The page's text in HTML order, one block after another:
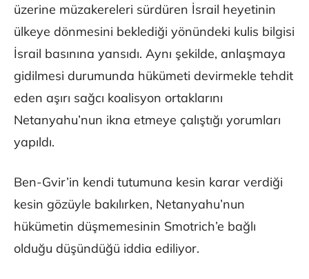
üzerine müzakereleri sürdüren İsrail heyetinin
ülkeye dönmesini beklediği yönündeki kulis bilgisi
İsrail basınına yansıdı. Aynı şekilde, anlaşmaya
gidilmesi durumunda hükümeti devirmekle tehdit
eden aşırı sağcı koalisyon ortaklarını
Netanyahu’nun ikna etmeye çalıştığı yorumları
yapıldı.
Ben-Gvir’in kendi tutumuna kesin karar verdiği
kesin gözüyle bakılırken, Netanyahu’nun
hükümetin düşmemesinin Smotrich’e bağlı
olduğu düşündüğü iddia ediliyor.